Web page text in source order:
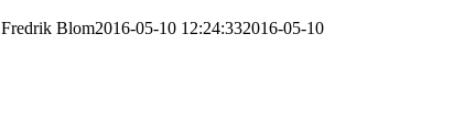
Fredrik Blom2016-05-10 12:24:332016-05-10